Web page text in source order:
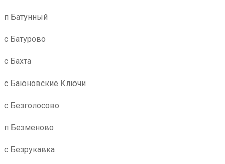
п Батунный
с Батурово
с Бахта
с Баюновские Ключи
с Безголосово
п Безменово
с Безрукавка